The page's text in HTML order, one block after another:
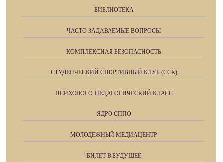
БИБЛИОТЕКА
ЧАСТО ЗАДАВАЕМЫЕ ВОПРОСЫ
КОМПЛЕКСНАЯ БЕЗОПАСНОСТЬ
СТУДЕНЧЕСКИЙ СПОРТИВНЫЙ КЛУБ (ССК)
ПСИХОЛОГО-ПЕДАГОГИЧЕСКИЙ КЛАСС
ЯДРО СППО
МОЛОДЕЖНЫЙ МЕДИАЦЕНТР
"БИЛЕТ В БУДУЩЕЕ"